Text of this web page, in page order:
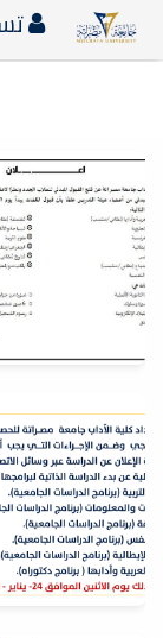
إعلانات
سيتم قبول الملفات يوم الأحد الموافق 5_6_2022م.